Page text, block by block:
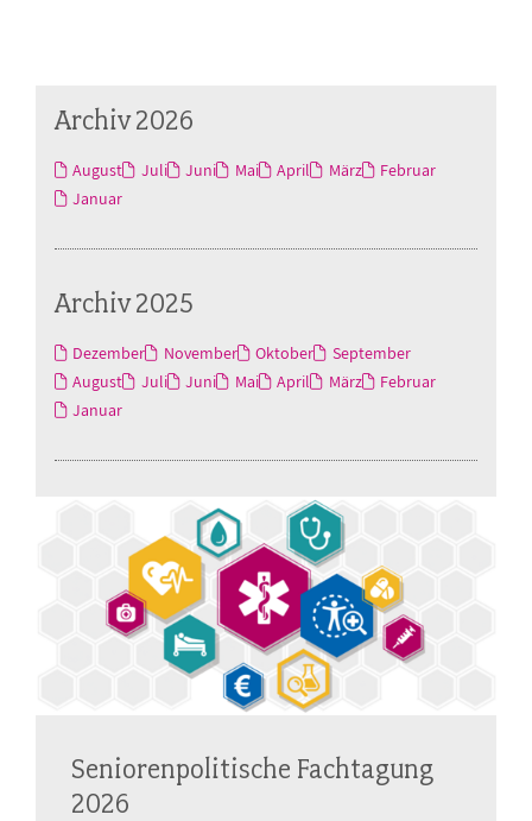
Archiv 2026
August Juli Juni Mai April März
Februar
Januar
Archiv 2025
Dezember November Oktober
September
August
Juli Juni Mai April März
Februar
Januar
Seniorenpolitische Fachtagung
2026